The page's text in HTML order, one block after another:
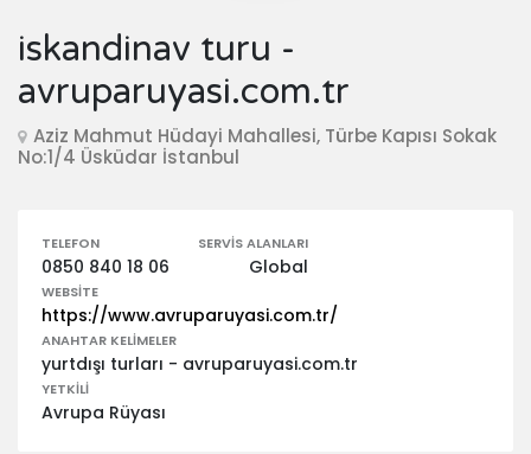
iskandinav turu -
avruparuyasi.com.tr
Aziz Mahmut Hüdayi Mahallesi, Türbe Kapısı Sokak
No:1/4 Üsküdar İstanbul
TELEFON
0850 840 18 06
SERVIS ALANLARI
Global
WEBSITE
https://www.avruparuyasi.com.tr/
ANAHTAR KELIMELER
yurtdışı turları - avruparuyasi.com.tr
YETKILI
Avrupa Rüyası